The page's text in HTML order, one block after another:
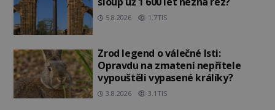
5.8.2026 1.7TIS
Zrod legend o válečné lsti:
Opravdu na zmatení nepřítele
vypouštěli vypasené králíky?
3.8.2026 3.1TIS